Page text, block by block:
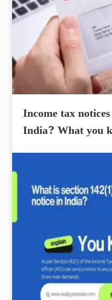
Income tax
India? What you